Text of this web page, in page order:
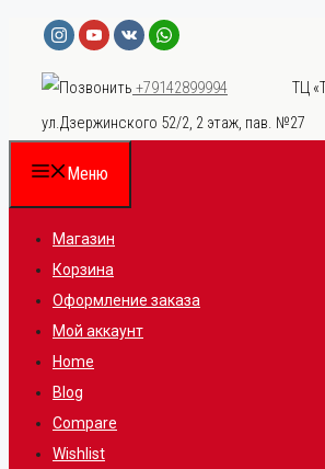
Перейти
содержимому
+79142899994
ТЦ
ул.Дзержинского 52/2, 2 этаж, пав. №27
Меню
Магазин
Корзина
Оформление заказа
Мой аккаунт
Home
Blog
Compare
Wishlist